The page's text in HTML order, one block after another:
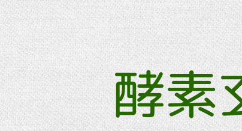
酵